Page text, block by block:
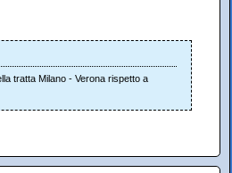
tratta Milano - Verona rispetto a